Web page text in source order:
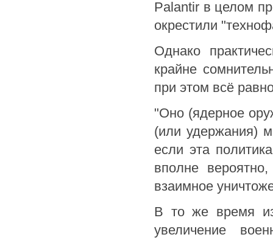
Palantir в целом
окрестили
Однако
крайне
при этом всё
"Оно (ядерное
(или удержания)
если эта
вполне
взаимное
В то же время
увеличение